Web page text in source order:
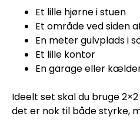
Et lille hjørne i stuen
Et område ved siden
En meter gulvplads i
Et lille kontor
En garage eller
Ideelt set skal du bruge
det er nok til både styrke,